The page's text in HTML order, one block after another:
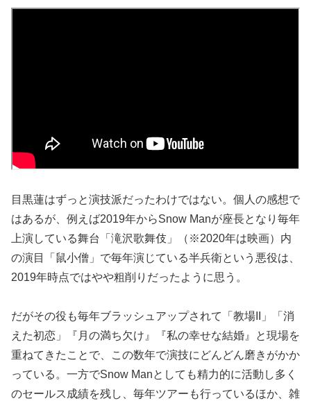
目黒蓮はずっと演技派だったわけではない。個人の感想で
はあるが、例えば2019年からSnow Manが座長となり毎年
上演している舞台「滝沢歌舞伎」（※2020年は映画）内
の演目「鼠小僧」で毎年演じている半兵衛という悪役は、
2019年時点ではやや粗削りだったように思う。
だがその役も毎年ブラッシュアップされて「教場II」「消
えた初恋」『月の満ち欠け』『私の幸せな結婚』と現場を
重ねてきたことで、この数年で演技にどんどん磨きがかか
っている。一方でSnow Manとしても精力的に活動し多く
のセールス成績を残し、毎年ツアーも行っているほか、雑